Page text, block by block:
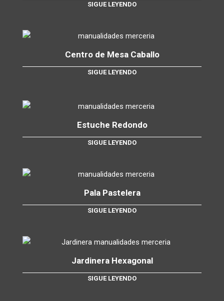
SIGUE LEYENDO
Centro de Mesa Caballo
SIGUE LEYENDO
Estuche Redondo
SIGUE LEYENDO
Pala Pastelera
SIGUE LEYENDO
Jardinera Hexagonal
SIGUE LEYENDO